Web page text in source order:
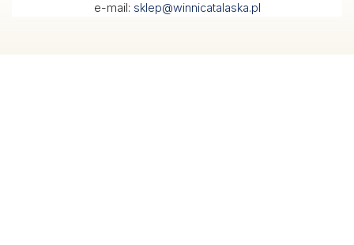
e-mail: sklep@winnicatalaska.pl